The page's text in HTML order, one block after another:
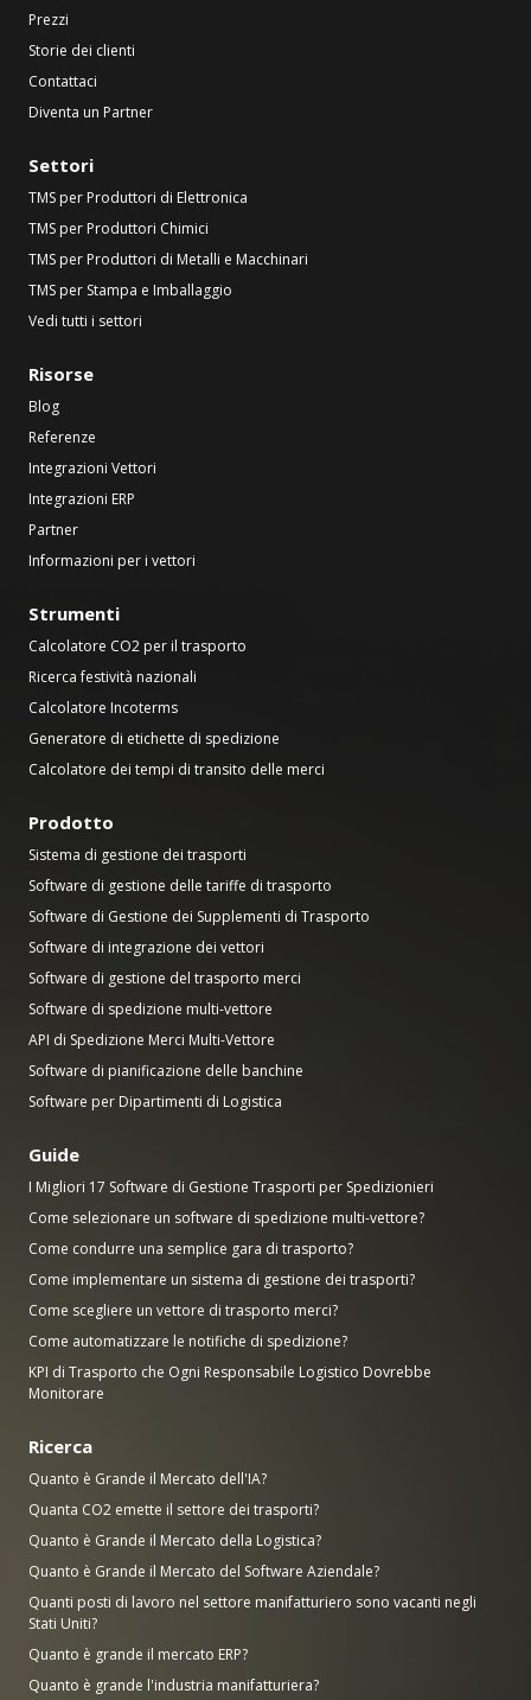
Prezzi
Storie dei clienti
Contattaci
Diventa un Partner
Settori
TMS per Produttori di Elettronica
TMS per Produttori Chimici
TMS per Produttori di Metalli e Macchinari
TMS per Stampa e Imballaggio
Vedi tutti i settori
Risorse
Blog
Referenze
Integrazioni Vettori
Integrazioni ERP
Partner
Informazioni per i vettori
Strumenti
Calcolatore CO2 per il trasporto
Ricerca festività nazionali
Calcolatore Incoterms
Generatore di etichette di spedizione
Calcolatore dei tempi di transito delle merci
Prodotto
Sistema di gestione dei trasporti
Software di gestione delle tariffe di trasporto
Software di Gestione dei Supplementi di Trasporto
Software di integrazione dei vettori
Software di gestione del trasporto merci
Software di spedizione multi-vettore
API di Spedizione Merci Multi-Vettore
Software di pianificazione delle banchine
Software per Dipartimenti di Logistica
Guide
I Migliori 17 Software di Gestione Trasporti per Spedizionieri
Come selezionare un software di spedizione multi-vettore?
Come condurre una semplice gara di trasporto?
Come implementare un sistema di gestione dei trasporti?
Come scegliere un vettore di trasporto merci?
Come automatizzare le notifiche di spedizione?
KPI di Trasporto che Ogni Responsabile Logistico Dovrebbe
Monitorare
Ricerca
Quanto è Grande il Mercato dell'IA?
Quanta CO2 emette il settore dei trasporti?
Quanto è Grande il Mercato della Logistica?
Quanto è Grande il Mercato del Software Aziendale?
Quanti posti di lavoro nel settore manifatturiero sono vacanti negli
Stati Uniti?
Quanto è grande il mercato ERP?
Quanto è grande l'industria manifatturiera?